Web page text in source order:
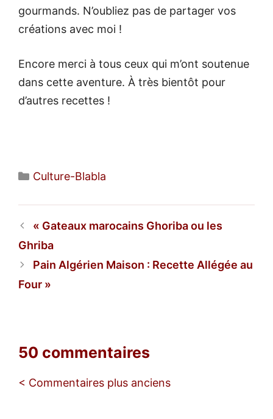
gourmands. N’oubliez pas de partager vos
créations avec moi !
Encore merci à tous ceux qui m’ont soutenue
dans cette aventure. À très bientôt pour
d’autres recettes !
Catégories
Culture-Blabla
Gateaux marocains Ghoriba ou les
Ghriba
Pain Algérien Maison : Recette Allégée au
Four
50 commentaires
Navigation
< Commentaires plus anciens